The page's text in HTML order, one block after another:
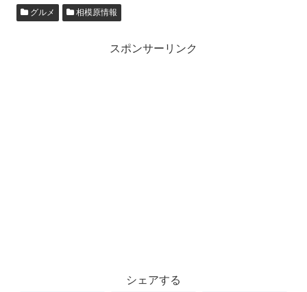
グルメ 相模原情報
スポンサーリンク
シェアする